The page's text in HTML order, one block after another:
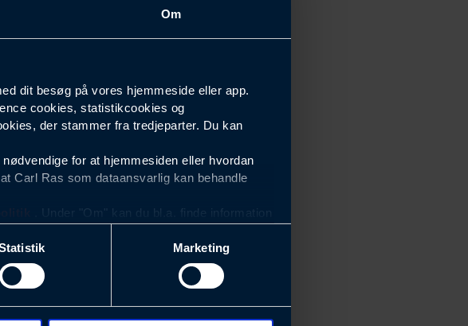
Om
dit besøg på vores hjemmeside eller app.
cookies, statistikcookies og
der stammer fra tredjeparter. Du kan
for at hjemmesiden eller hvordan
Carl Ras som dataansvarlig kan behandle
. Under "Om" kan du bl.a. finde information
og effektiviteten af vores
populære, og som derfor skal være nemme at
browsertype, søgeord, IP-adresse,
Marketing